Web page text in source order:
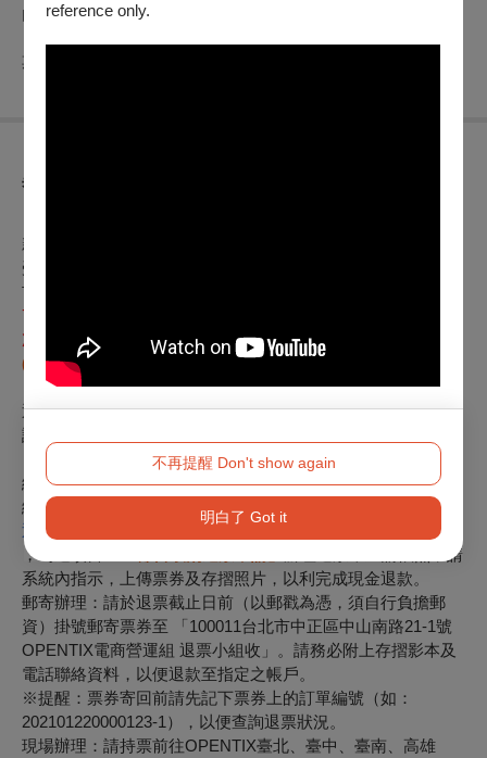
reference only.
不再提醒 Don't show again
明白了 Got it
內緩衝時間進場，將不開放遲到觀眾入場！感謝配合！
期待與您在劇場相見！
異動公告
親愛的觀眾，你好，
受到
市全面停班停課，
7/12（日） 加開 11:30 與 18:30 兩場演出
次
，當日共計三個場次，原07月10日（五）19:30、07月11日
(六)14:30及19:30
購票觀眾可持原票券
退票辦法如下，請依照購票時所選付款方式辦理：
請於
※如超過上述期限請與主辦單位高詠婕製作洽詢退款事宜，聯
絡電話0936924959
線上辦理：至
退票申請系統
，勾選項目
辦理退票，並請依照申請
系統內指示，上傳票券及存摺照片，以利完成現金退款。
郵寄辦理：請於退票截止日前（以郵戳為憑，須自行負擔郵
資）掛號郵寄票券至 「100011台北市中正區中山南路21-1號
OPENTIX電商營運組 退票小組收」。請務必附上存摺影本及
電話聯絡資料，以便退款至指定之帳戶。
※提醒：票券寄回前請先記下票券上的訂單編號（如：
202101220000123-1），以便查詢退票狀況。
現場辦理：請持票前往OPENTIX臺北、臺中、臺南、高雄